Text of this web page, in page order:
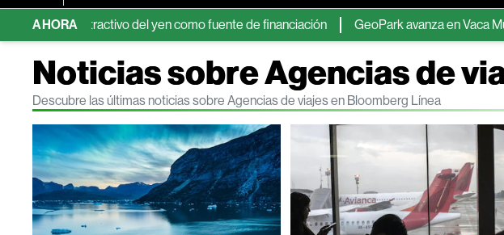
AHORA
de atractivo del yen como fuente de financiación GeoPark avanza en Vaca Muerta:
Noticias sobre Agencias de
Descubre las últimas noticias sobre Agencias de viajes en Bloomberg Línea